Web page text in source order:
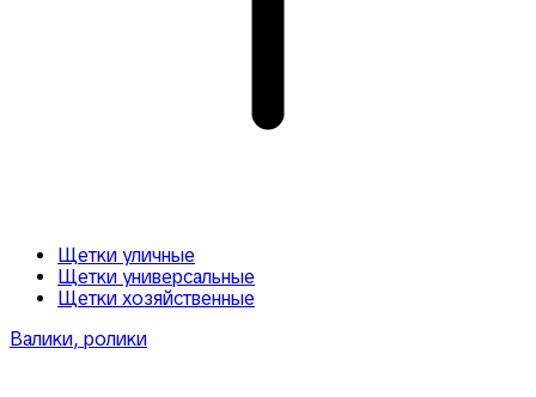
Щетки уличные
Щетки универсальные
Щетки хозяйственные
Валики, ролики